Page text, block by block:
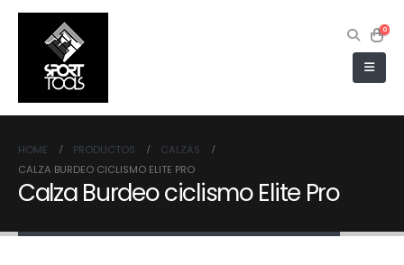
0
HOME PRODUCTOS
CALZAS
CALZA BURDEO CICLISMO ELITE PRO
Calza Burdeo ciclismo Elite Pro